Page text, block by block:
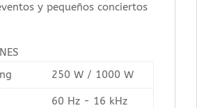
y pequeños conciertos
250 W / 1000 W
60 Hz - 16 kHz